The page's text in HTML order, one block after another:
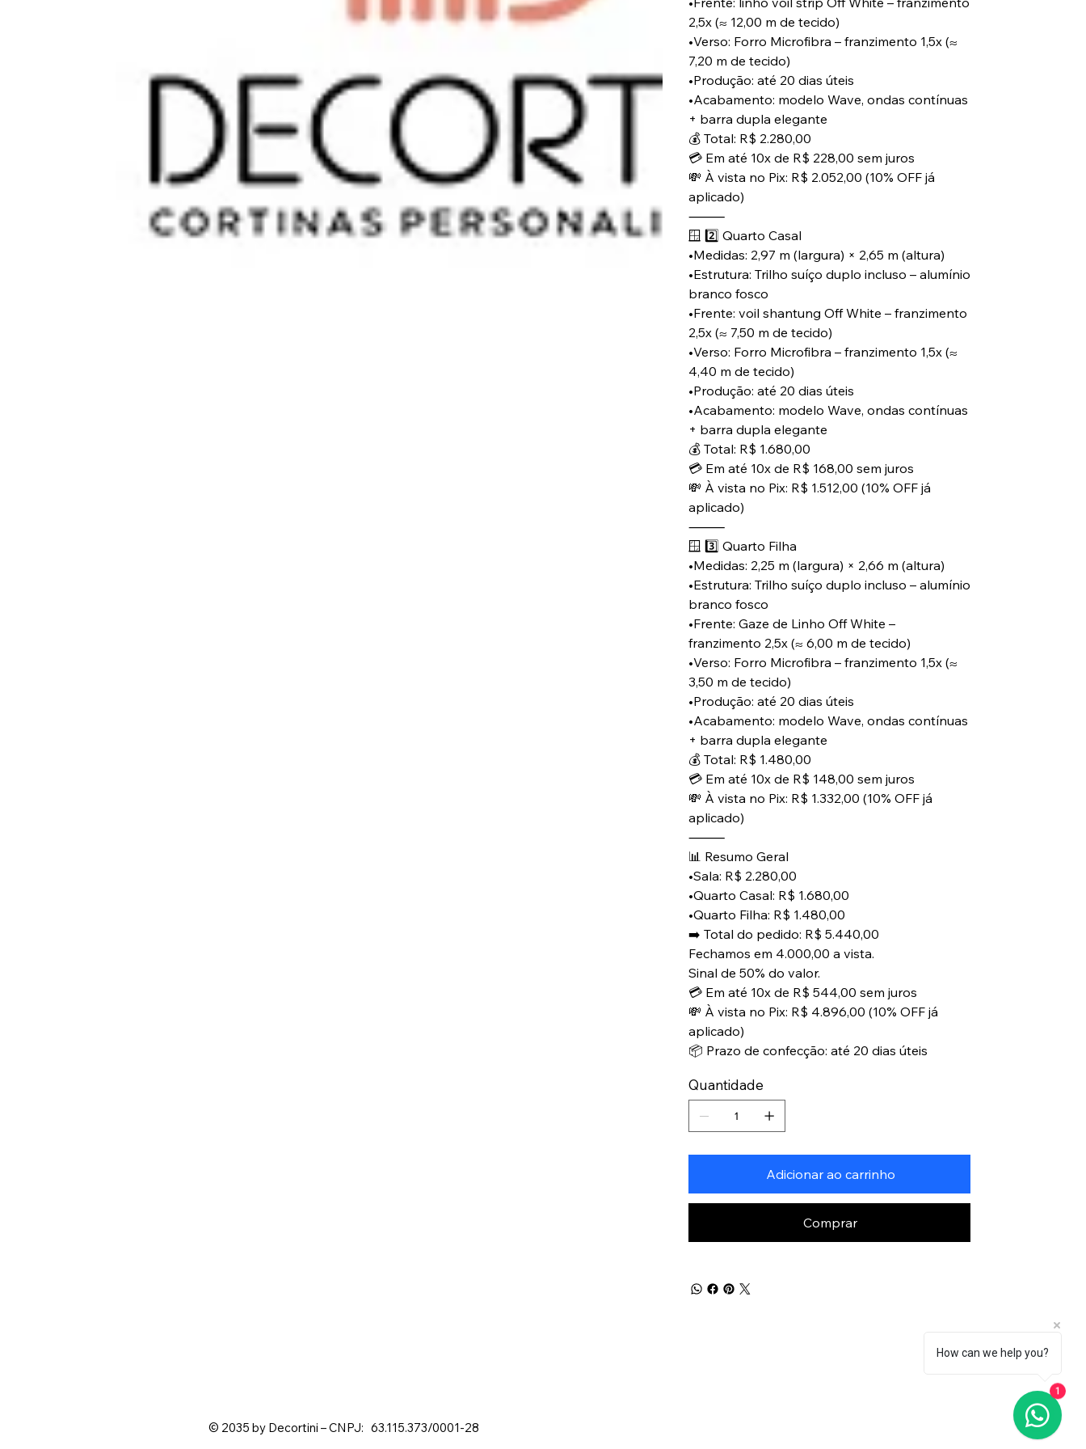
2,5x (≈ 12,00 m de tecido)
•Verso: Forro Microfibra – franzimento 1,5x (≈
7,20 m de tecido)
•Produção: até 20 dias úteis
•Acabamento: modelo Wave, ondas contínuas
+ barra dupla elegante
💰 Total: R$ 2.280,00
💳 Em até 10x de R$ 228,00 sem juros
💸 À vista no Pix: R$ 2.052,00 (10% OFF já
aplicado)
⸻
🪟 2️⃣ Quarto Casal
•Medidas: 2,97 m (largura) × 2,65 m (altura)
•Estrutura: Trilho suíço duplo incluso – alumínio
branco fosco
•Frente: voil shantung Off White – franzimento
2,5x (≈ 7,50 m de tecido)
•Verso: Forro Microfibra – franzimento 1,5x (≈
4,40 m de tecido)
•Produção: até 20 dias úteis
•Acabamento: modelo Wave, ondas contínuas
+ barra dupla elegante
💰 Total: R$ 1.680,00
💳 Em até 10x de R$ 168,00 sem juros
💸 À vista no Pix: R$ 1.512,00 (10% OFF já
aplicado)
⸻
🪟 3️⃣ Quarto Filha
•Medidas: 2,25 m (largura) × 2,66 m (altura)
•Estrutura: Trilho suíço duplo incluso – alumínio
branco fosco
•Frente: Gaze de Linho Off White –
franzimento 2,5x (≈ 6,00 m de tecido)
•Verso: Forro Microfibra – franzimento 1,5x (≈
3,50 m de tecido)
•Produção: até 20 dias úteis
•Acabamento: modelo Wave, ondas contínuas
+ barra dupla elegante
💰 Total: R$ 1.480,00
💳 Em até 10x de R$ 148,00 sem juros
💸 À vista no Pix: R$ 1.332,00 (10% OFF já
aplicado)
⸻
📊 Resumo Geral
•Sala: R$ 2.280,00
•Quarto Casal: R$ 1.680,00
•Quarto Filha: R$ 1.480,00
➡️ Total do pedido: R$ 5.440,00
Fechamos em 4.000,00 a vista.
Sinal de 50% do valor.
💳 Em até 10x de R$ 544,00 sem juros
💸 À vista no Pix: R$ 4.896,00 (10% OFF já
aplicado)
📦 Prazo de confecção: até 20 dias úteis
Quantidade
Adicionar ao carrinho
Comprar
© 2035 by Decortini – CNPJ: 63.115.373/0001-28
How can we help you?
1